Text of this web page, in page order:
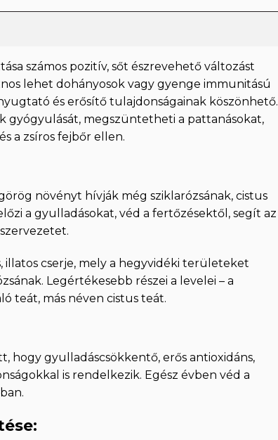
számos pozitív, sőt észrevehető változást
lehet dohányosok vagy gyenge immunitású
és erősítő tulajdonságainak köszönhető.
gyógyulását, megszüntetheti a pattanásokat,
a zsíros fejbőr ellen.
növényt hívják még sziklarózsának, cistus
a gyulladásokat, véd a fertőzésektől, segít az
illatos cserje, mely a hegyvidéki területeket
Legértékesebb részei a levelei – a
teát, más néven cistus teát.
hogy gyulladáscsökkentő, erős antioxidáns,
is rendelkezik. Egész évben véd a